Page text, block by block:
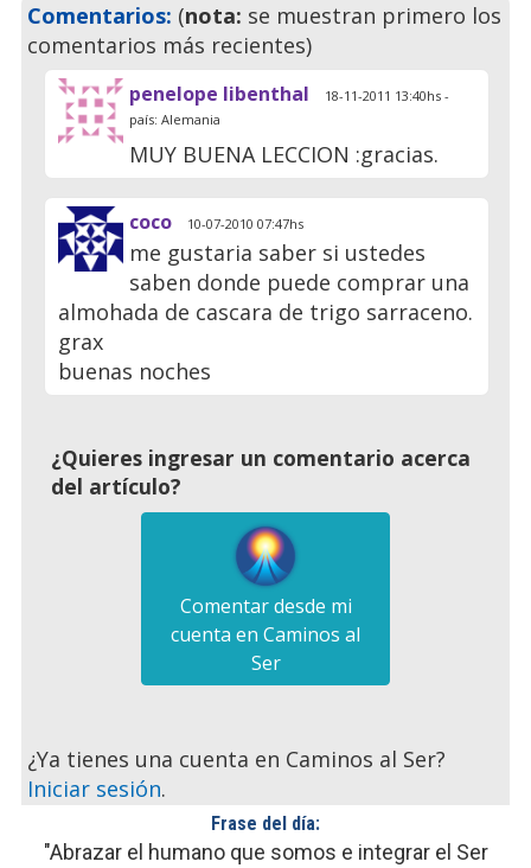
Comentarios: (nota: se muestran primero los
comentarios más recientes)
penelope libenthal 18-11-2011 13:40hs -
país: Alemania
MUY BUENA LECCION :gracias.
coco 10-07-2010 07:47hs
me gustaria saber si ustedes
saben donde puede comprar una
almohada de cascara de trigo sarraceno.
grax
buenas noches
¿Quieres ingresar un comentario acerca
del artículo?
Comentar desde mi
cuenta en Caminos al
Ser
¿Ya tienes una cuenta en Caminos al Ser?
Iniciar sesión.
Frase del día:
"Abrazar el humano que somos e integrar el Ser